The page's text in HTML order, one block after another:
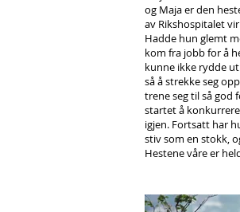
og Maja er den
av Rikshospitalet
Hadde hun glemt
kom fra jobb for å
kunne ikke rydde
så å strekke seg
trene seg til så god
startet å
igjen. Fortsatt har
stiv som en stokk,
Hestene våre er